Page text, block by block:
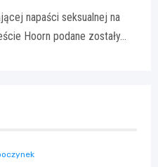
napaści seksualnej na
Hoorn podane zostały…